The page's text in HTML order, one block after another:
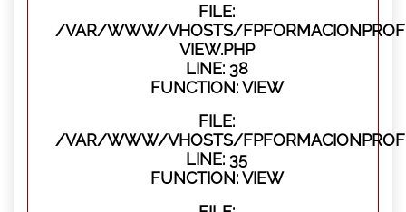
FILE:
/VAR/WWW/VHOSTS/
VIEW.PHP
LINE: 38
FUNCTION: VIEW
FILE:
/VAR/WWW/VHOSTS/
LINE: 35
FUNCTION: VIEW